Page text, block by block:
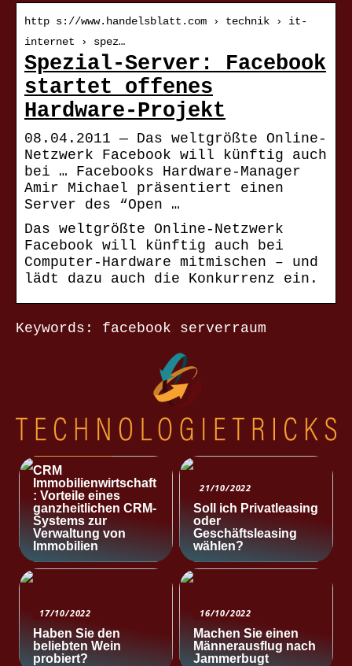
http s://www.handelsblatt.com › technik › it-
internet › spez…
Spezial-Server: Facebook
startet offenes
Hardware-Projekt
08.04.2011 — Das weltgrößte Online-
Netzwerk Facebook will künftig auch
bei … Facebooks Hardware-Manager
Amir Michael präsentiert einen
Server des “Open …
Das weltgrößte Online-Netzwerk
Facebook will künftig auch bei
Computer-Hardware mitmischen – und
lädt dazu auch die Konkurrenz ein.
Keywords: facebook serverraum
CRM
Immobilienwirtschaft
: Vorteile eines
ganzheitlichen CRM-
Systems zur
Verwaltung von
Immobilien
21/10/2022
Soll ich Privatleasing
oder
Geschäftsleasing
wählen?
17/10/2022
Haben Sie den
beliebten Wein
probiert?
16/10/2022
Machen Sie einen
Männerausflug nach
Jammerbugt